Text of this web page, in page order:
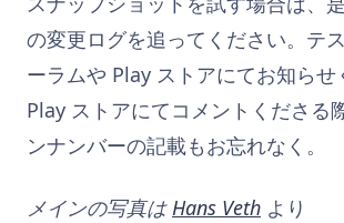
の変更ログを追ってください。テ
ーラムや Play ストアにてお知らせ
Play ストアにてコメントくださる
ンナンバーの記載もお忘れなく。
メインの写真は Hans Veth より